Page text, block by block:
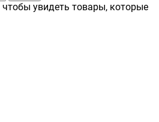
чтобы увидеть товары, которые